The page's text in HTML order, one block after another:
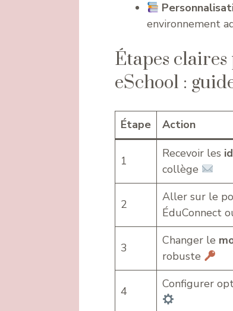
environnement
Étapes
eSchool :
Étape Action
1
Recevoir les
collège
2
Aller sur le
ÉduConnect
3
Changer le
robuste
4
Configurer